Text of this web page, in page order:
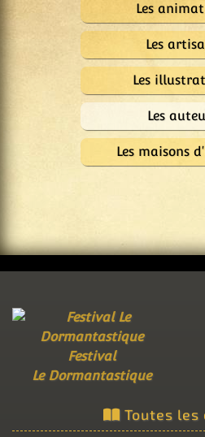
Les
Les
Les
Les
Les maisons
Festival
Le Dormantastique
Toutes les